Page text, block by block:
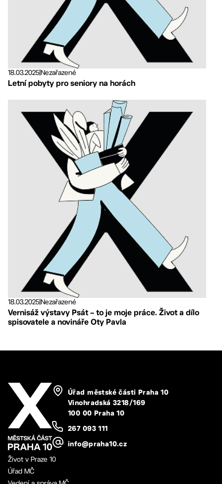
18.03.2025Nezařazené
Letní pobyty pro seniory na horách
18.03.2025Nezařazené
Vernisáž výstavy Psát – to je moje práce. Život a dílo
spisovatele a novináře Oty Pavla
Úřad městské části Praha 10
Vinohradská 3218/169
100 00 Praha 10
267 093 111
info@praha10.cz
Život v Praze 10
Úřad MČ